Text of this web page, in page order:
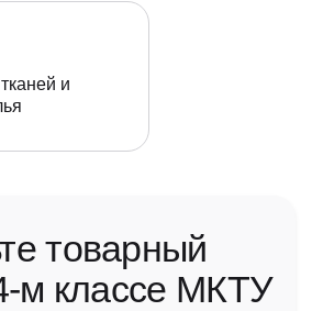
и
товарный
м классе МКТУ